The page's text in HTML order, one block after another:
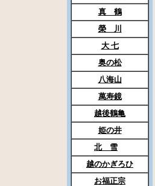
真 鶴
榮 川
大 七
奥の松
八海山
萬寿鏡
越後鶴亀
姫の井
北 雪
越のかぎろひ
お福正宗